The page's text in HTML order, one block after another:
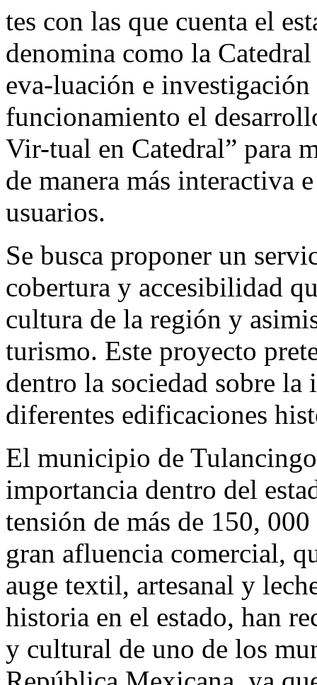
tes con las que cuenta el
denomina como la
eva-luación e investigación
funcionamiento el
Vir-tual en Catedral” para
de manera más interactiva
usuarios.
Se busca proponer un
cobertura y accesibilidad
cultura de la región y
turismo. Este proyecto
dentro la sociedad sobre
diferentes edificaciones
El municipio de
importancia dentro del
tensión de más de 150,
gran afluencia comercial,
auge textil, artesanal y
historia en el estado, han
y cultural de uno de los